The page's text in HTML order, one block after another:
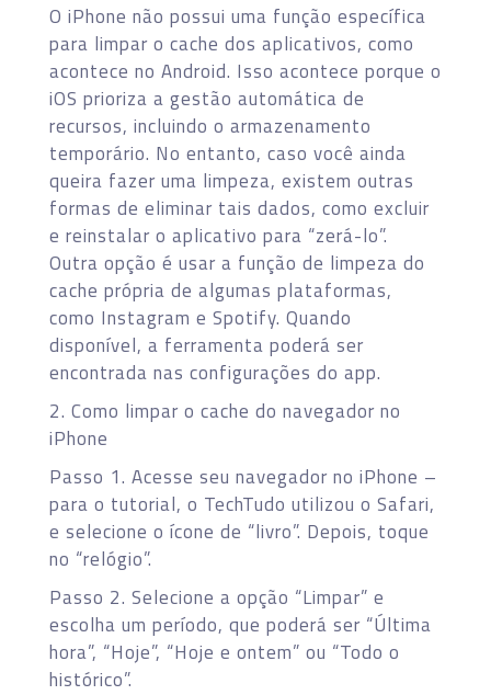
O iPhone não possui uma função específica
para limpar o cache dos aplicativos, como
acontece no Android. Isso acontece porque o
iOS prioriza a gestão automática de
recursos, incluindo o armazenamento
temporário. No entanto, caso você ainda
queira fazer uma limpeza, existem outras
formas de eliminar tais dados, como excluir
e reinstalar o aplicativo para “zerá-lo”.
Outra opção é usar a função de limpeza do
cache própria de algumas plataformas,
como Instagram e Spotify. Quando
disponível, a ferramenta poderá ser
encontrada nas configurações do app.
2. Como limpar o cache do navegador no
iPhone
Passo 1. Acesse seu navegador no iPhone –
para o tutorial, o TechTudo utilizou o Safari,
e selecione o ícone de “livro”. Depois, toque
no “relógio”.
Passo 2. Selecione a opção “Limpar” e
escolha um período, que poderá ser “Última
hora”, “Hoje”, “Hoje e ontem” ou “Todo o
histórico”.